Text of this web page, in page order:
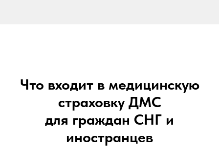
Что входит в медицинскую
страховку ДМС
для граждан СНГ и
иностранцев